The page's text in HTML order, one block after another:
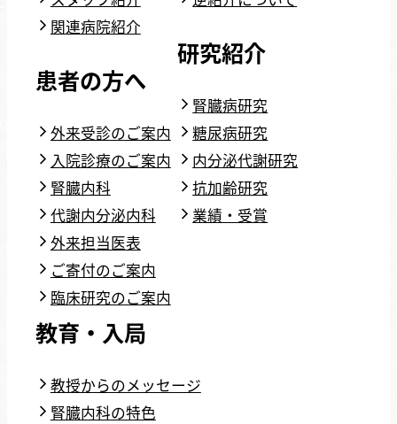
関連病院紹介
患者の方へ
外来受診のご案内
入院診療のご案内
腎臓内科
代謝内分泌内科
外来担当医表
ご寄付のご案内
臨床研究のご案内
研究紹介
腎臓病研究
糖尿病研究
内分泌代謝研究
抗加齢研究
業績・受賞
教育・入局
教授からのメッセージ
腎臓内科の特色